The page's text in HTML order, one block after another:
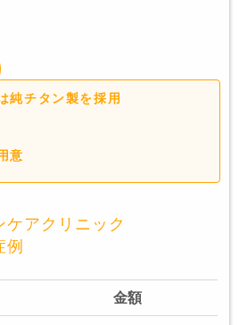
純チタン製を採用
意
アクリニック
例
金額